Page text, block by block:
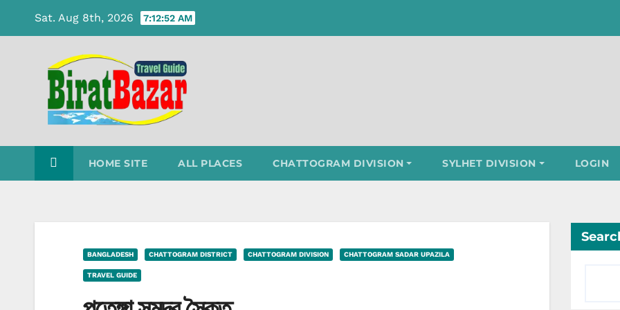
Sat. Aug 8th, 2026 7:12:53 AM
HOME SITE ALL PLACES CHATTOGRAM DIVISION SYLHET DIVISION LOGIN
BANGLADESH CHATTOGRAM DISTRICT CHATTOGRAM DIVISION CHATTOGRAM SADAR UPAZILA
TRAVEL GUIDE